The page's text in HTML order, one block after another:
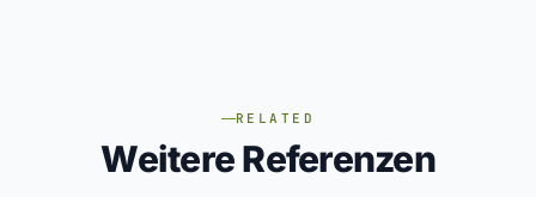
RELATED
Weitere Referenzen